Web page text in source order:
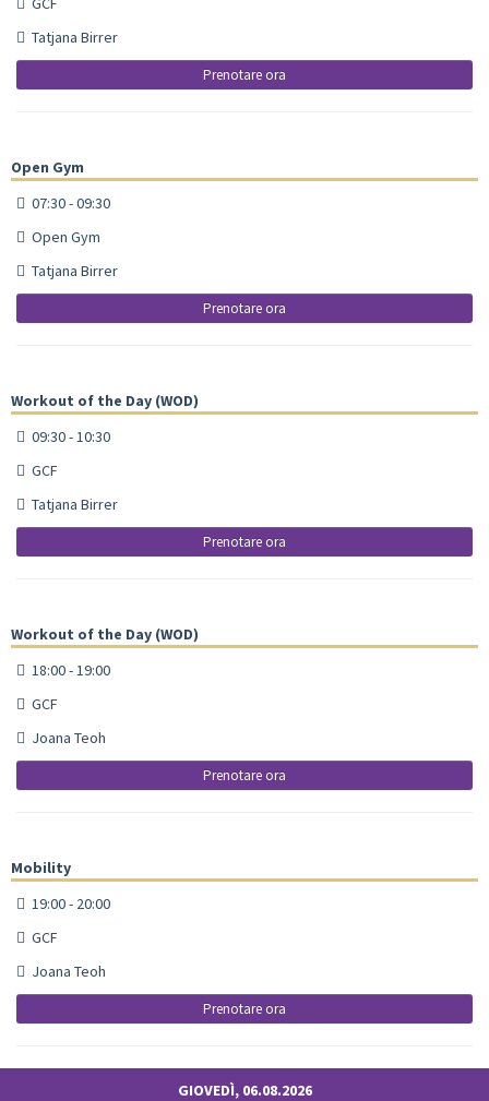
Tatjana Birrer
Prenotare ora
Open Gym
07:30 - 09:30
Open Gym
Tatjana Birrer
Prenotare ora
Workout of the Day (WOD)
09:30 - 10:30
GCF
Tatjana Birrer
Prenotare ora
Workout of the Day (WOD)
18:00 - 19:00
GCF
Joana Teoh
Prenotare ora
Mobility
19:00 - 20:00
GCF
Joana Teoh
Prenotare ora
GIOVEDÌ, 06.08.2026